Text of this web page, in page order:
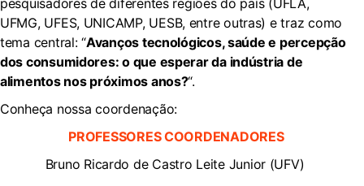
pesquisadores de diferentes regiões do país (UFLA,
UFMG, UFES, UNICAMP, UESB, entre outras) e traz como
tema central: “Avanços tecnológicos, saúde e percepção
dos consumidores: o que esperar da indústria de
alimentos nos próximos anos?“.
Conheça nossa coordenação:
PROFESSORES COORDENADORES
Bruno Ricardo de Castro Leite Junior (UFV)